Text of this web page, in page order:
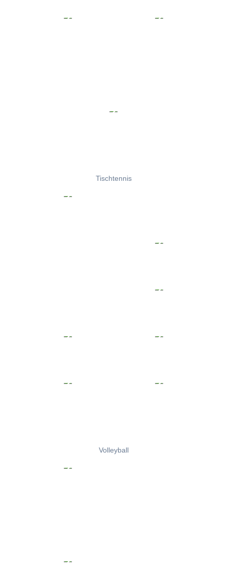
Tischtennis
Volleyball